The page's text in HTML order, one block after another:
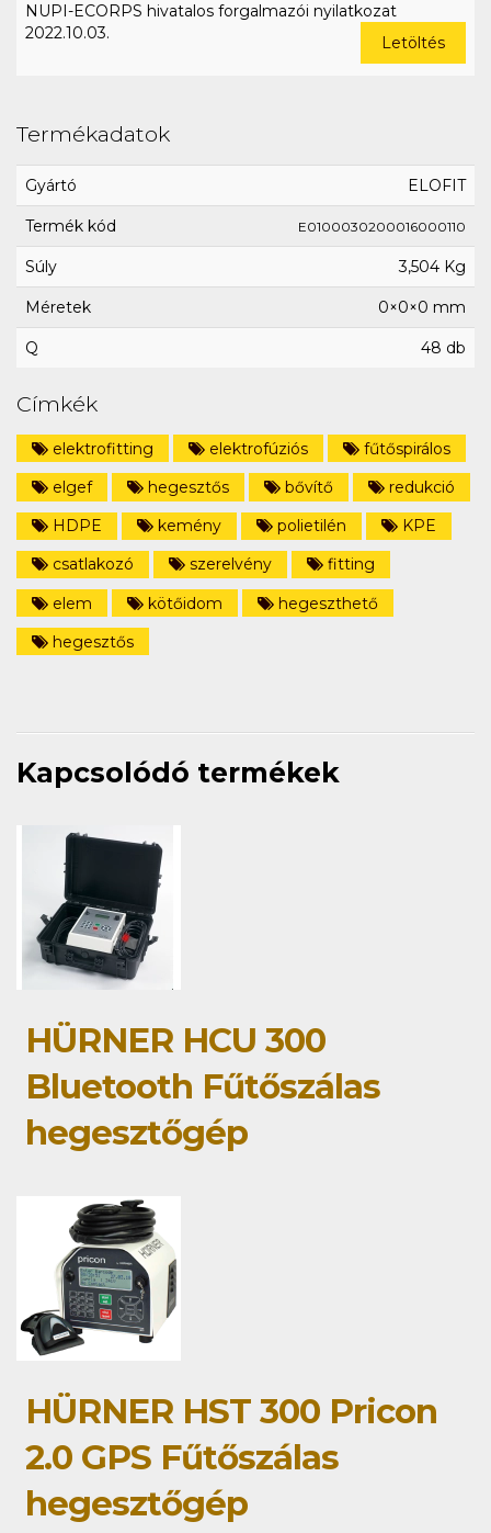
NUPI-ECORPS hivatalos forgalmazói nyilatkozat
2022.10.03.
Letöltés
Termékadatok
Gyártó ELOFIT
Termék kód E0100030200016000110
Súly 3,504 Kg
Méretek 0×0×0 mm
Q 48 db
Címkék
elektrofitting elektrofúziós
fűtőspirálos
elgef
hegesztős bővítő
redukció
HDPE
kemény polietilén
KPE
csatlakozó
szerelvény
fitting
elem
kötőidom
hegeszthető
hegesztős
Kapcsolódó termékek
HÜRNER HCU 300
Bluetooth Fűtőszálas
hegesztőgép
HÜRNER HST 300 Pricon
2.0 GPS Fűtőszálas
hegesztőgép